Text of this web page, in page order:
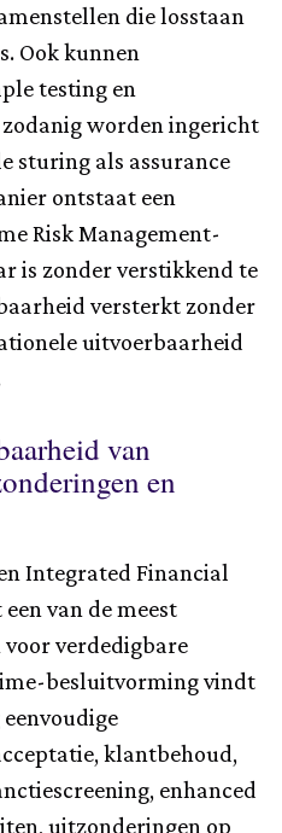
die losstaan
Ook kunnen
testing en
worden ingericht
sturing als assurance
ontstaat een
Risk Management-
is zonder verstikkend te
versterkt zonder
uitvoerbaarheid
van
en
Integrated Financial
van de meest
verdedigbare
besluitvorming vindt
klantbehoud,
enhanced
uitzonderingen op